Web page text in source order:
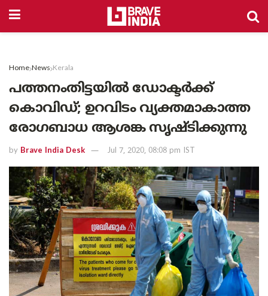
Home News Kerala
പത്തനംതിട്ടയിൽ ഡോക്ടർക്ക്
കൊവിഡ്; ഉറവിടം വ്യക്തമാകാത്ത
രോഗബാധ ആശങ്ക സൃഷ്ടിക്കുന്നു
by Brave India Desk Jul 7, 2020, 08:08 pm IST